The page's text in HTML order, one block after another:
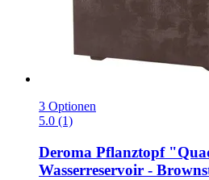
3 Optionen
5.0 (1)
Deroma Pflanztopf
Wasserreservoir -​